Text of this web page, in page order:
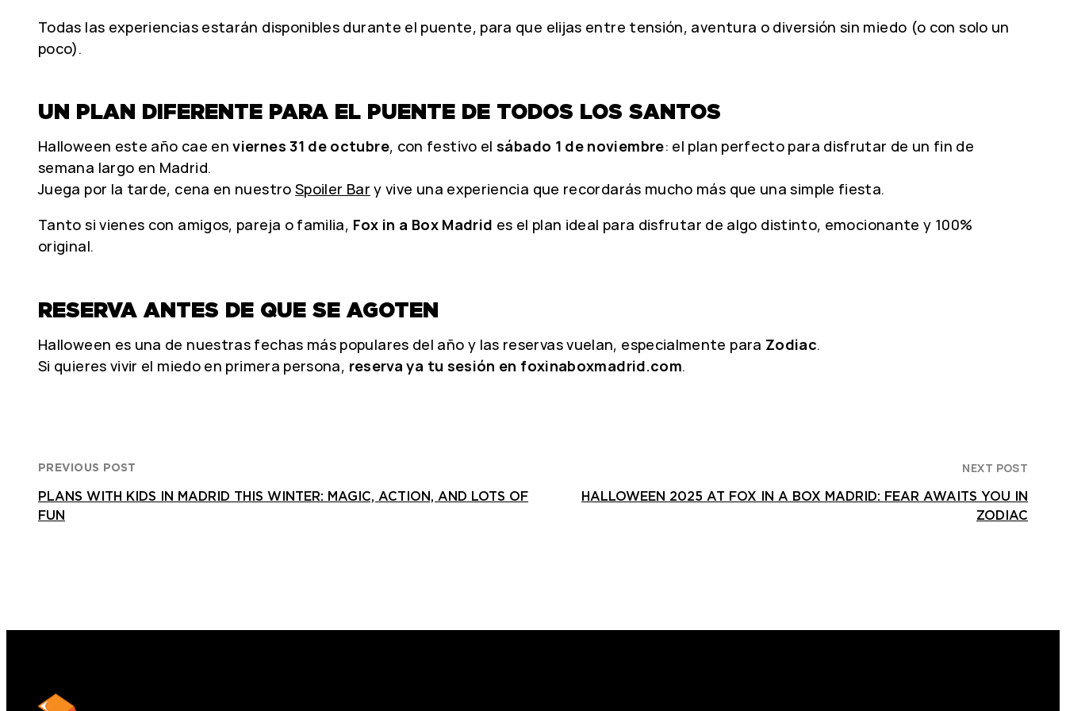
Todas las experiencias estarán disponibles durante el puente, para que elijas entre tensión, aventura o diversión sin miedo (o con solo un
poco).
UN PLAN DIFERENTE PARA EL PUENTE DE TODOS LOS SANTOS
Halloween este año cae enviernes 31 de octubre, con festivo elsábado 1 de noviembre: el plan perfecto para disfrutar de un fin de
semana largo en Madrid.
Juega por la tarde, cena en nuestro Spoiler Bar y vive una experiencia que recordarás mucho más que una simple fiesta.
Tanto si vienes con amigos, pareja o familia, Fox in a Box Madrid es el plan ideal para disfrutar de algo distinto, emocionante y 100%
original.
RESERVA ANTES DE QUE SE AGOTEN
Halloween es una de nuestras fechas más populares del año y las reservas vuelan, especialmente para Zodiac.
Si quieres vivir el miedo en primera persona, reserva ya tu sesión en foxinaboxmadrid.com.
PREVIOUS POST
PLANS WITH KIDS IN MADRID THIS WINTER: MAGIC, ACTION, AND LOTS OF
FUN
NEXT POST
HALLOWEEN 2025 AT FOX IN A BOX MADRID: FEAR AWAITS YOU IN
ZODIAC